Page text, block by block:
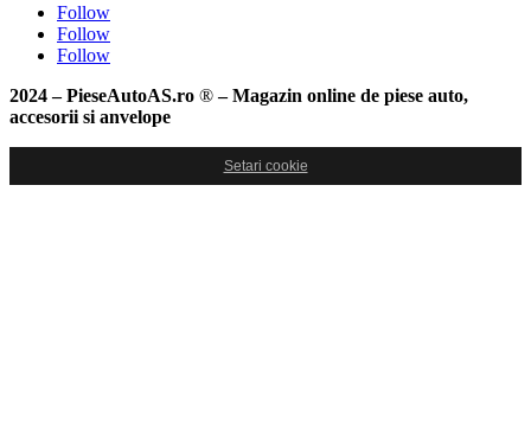
Follow
Follow
Follow
2024 – PieseAutoAS.ro ®– Magazin online de piese auto,
accesorii si anvelope
Setari cookie